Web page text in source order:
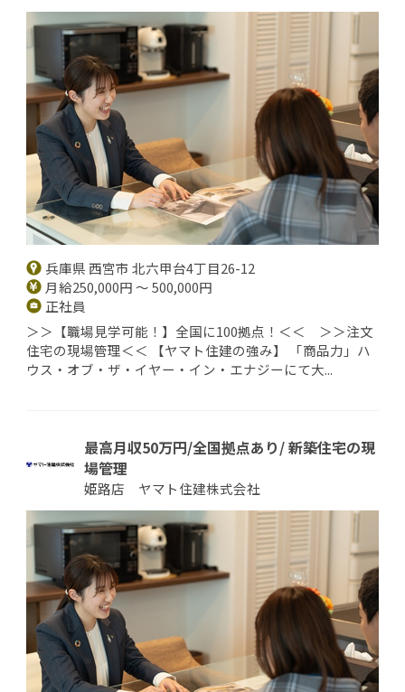
兵庫県 西宮市 北六甲台4丁目26-12
月給250,000円 ～ 500,000円
正社員
＞＞【職場見学可能！】全国に100拠点！＜＜ ＞＞注文
住宅の現場管理＜＜ 【ヤマト住建の強み】 「商品力」ハ
ウス・オブ・ザ・イヤー・イン・エナジーにて大...
最高月収50万円/全国拠点あり/ 新築住宅の現
場管理
姫路店 ヤマト住建株式会社